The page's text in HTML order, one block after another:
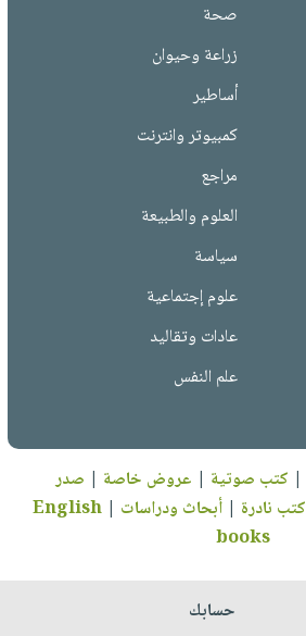
صحة
زراعة وحيوان
أساطير
كمبيوتر وانترنت
مراجع
العلوم والطبيعة
سياسة
علوم إجتماعية
عادات وتقاليد
علم النفس
| كتب صوتية | عروض خاصة | صدر
كتب نادرة |أبحاث ودراسات |
English
books
حسابك